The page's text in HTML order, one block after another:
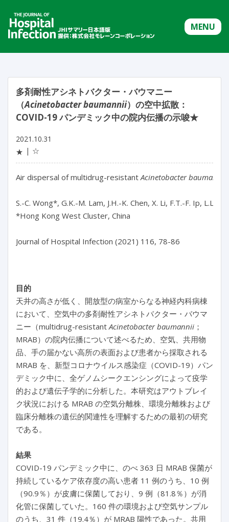
MENU
多剤耐性アシネトバクター・バウマニー
（Acinetobacter baumannii）の空中拡散：
COVID-19 パンデミック中の院内伝播の示唆★
2021.10.31
★
☆
Air dispersal of multidrug-resistant Acinetobacter baumannii
S.-C. Wong*, G.K.-M. Lam, J.H.-K. Chen, X. Li, F.T.-F. Ip, L.L.-
*Hong Kong West Cluster, China
Journal of Hospital Infection (2021) 116, 78-86
目的
天井の高さが低く、開放型の病室からなる神経内科病棟
において、空気中の多剤耐性アシネトバクター・バウマ
ニー（multidrug-resistantAcinetobacter baumannii ；
MRAB）の院内伝播について述べるため、空気、共用物
品、手の届かない高所の表面および患者から採取される
MRAB を、新型コロナウイルス感染症（COVID-19）パン
デミック中に、全ゲノムシークエンシングによって疫学
的および遺伝子学的に分析した。本研究はアウトブレイ
ク状況における MRAB の空気分離株、環境分離株および
臨床分離株の遺伝的関連性を理解するための最初の研究
である。
結果
COVID-19 パンデミック中に、のべ 363 日 MRAB 保菌が
持続しているケア依存度の高い患者 11 例のうち、10 例
（90.9％）が皮膚に保菌しており、9 例（81.8％）が消
化管に保菌していた。160 件の環境および空気サンプル
のうち、31 件（19.4％）が MRAB 陽性であった。共用